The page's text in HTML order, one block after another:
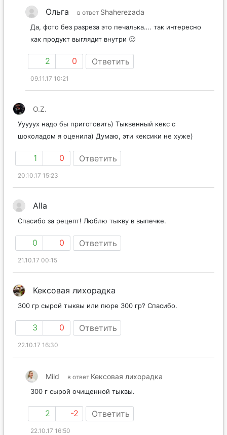
Ольга в ответ Shaherezada
Да, фото без разреза это печалька…. так интересно
как продукт выглядит внутри 🙂
2 0 Ответить
09.11.17 10:21
O.Z.
Ууууух надо бы приготовить) Тыквенный кекс с
шоколадом я оценила) Думаю, эти кексики не хуже)
1 0 Ответить
20.10.17 15:23
Alla
Спасибо за рецепт! Люблю тыкву в выпечке.
0 0 Ответить
21.10.17 00:15
Кексовая лихорадка
300 гр сырой тыквы или пюре 300 гр? Спасибо.
3 0 Ответить
22.10.17 16:30
Mild в ответ Кексовая лихорадка
300 г сырой очищенной тыквы.
2 -2 Ответить
22.10.17 16:50